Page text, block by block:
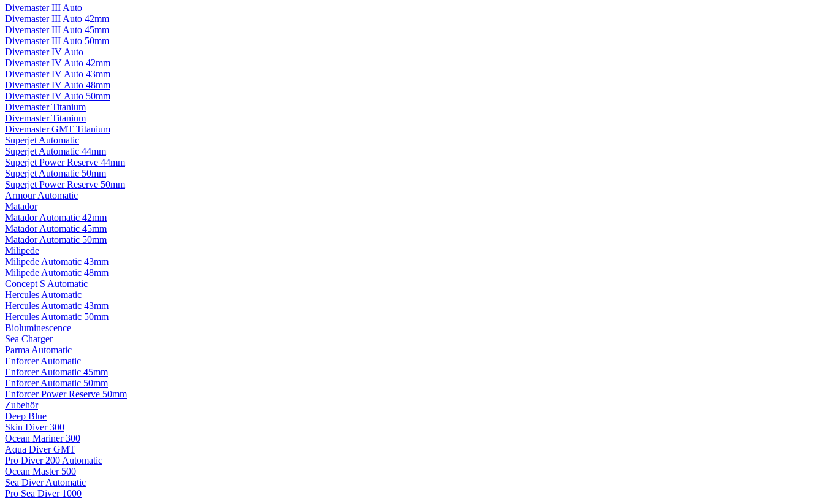
Divemaster III Auto
Divemaster III Auto 42mm
Divemaster III Auto 45mm
Divemaster III Auto 50mm
Divemaster IV Auto
Divemaster IV Auto 42mm
Divemaster IV Auto 43mm
Divemaster IV Auto 48mm
Divemaster IV Auto 50mm
Divemaster Titanium
Divemaster Titanium
Divemaster GMT Titanium
Superjet Automatic
Superjet Automatic 44mm
Superjet Power Reserve 44mm
Superjet Automatic 50mm
Superjet Power Reserve 50mm
Armour Automatic
Matador
Matador Automatic 42mm
Matador Automatic 45mm
Matador Automatic 50mm
Milipede
Milipede Automatic 43mm
Milipede Automatic 48mm
Concept S Automatic
Hercules Automatic
Hercules Automatic 43mm
Hercules Automatic 50mm
Bioluminescence
Sea Charger
Parma Automatic
Enforcer Automatic
Enforcer Automatic 45mm
Enforcer Automatic 50mm
Enforcer Power Reserve 50mm
Zubehör
Deep Blue
Skin Diver 300
Ocean Mariner 300
Aqua Diver GMT
Pro Diver 200 Automatic
Ocean Master 500
Sea Diver Automatic
Pro Sea Diver 1000